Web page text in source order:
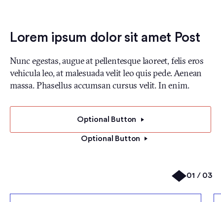
Lorem ipsum dolor sit amet Post
Nunc egestas, augue at pellentesque laoreet, felis eros
vehicula leo, at malesuada velit leo quis pede. Aenean
massa. Phasellus accumsan cursus velit. In enim.
Optional Button
Optional Button
01 / 03